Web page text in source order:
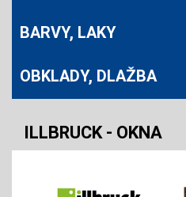
BARVY, LAKY
OBKLADY, DLAŽBA
ILLBRUCK - OKNA